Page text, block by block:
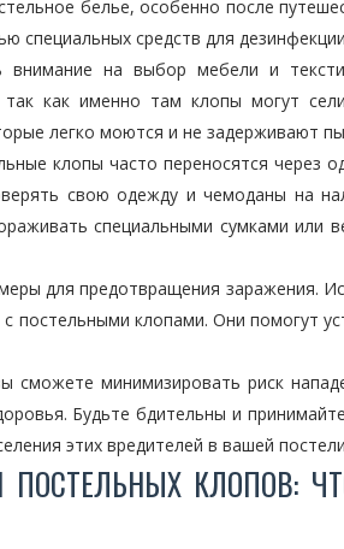
белье, особенно после
специальных средств для
на выбор мебели и
как именно там клопы могут
легко моются и не задерживают
клопы часто переносятся через
свою одежду и чемоданы на
специальными сумками
для предотвращения заражения.
постельными клопами. Они помогут
сможете минимизировать риск
Будьте бдительны и
этих вредителей в вашей
ПОСТЕЛЬНЫХ КЛОПОВ: